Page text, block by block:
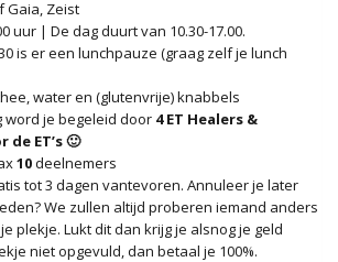
Gaia, Zeist
uur | De dag duurt van 10.30-17.00.
is er een lunchpauze (graag zelf je lunch
water en (glutenvrije) knabbels
word je begeleid door 4 ET Healers &
ET’s🙂
10deelnemers
tot 3 dagen vantevoren. Annuleer je later
We zullen altijd proberen iemand anders
plekje. Lukt dit dan krijg je alsnog je geld
niet opgevuld, dan betaal je 100%.